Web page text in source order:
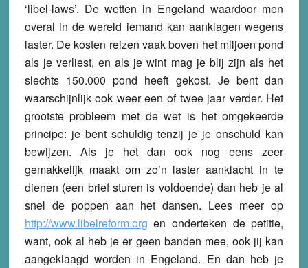
‘libel-laws’. De wetten in Engeland waardoor men
overal in de wereld iemand kan aanklagen wegens
laster. De kosten reizen vaak boven het miljoen pond
als je verliest, en als je wint mag je blij zijn als het
slechts 150.000 pond heeft gekost. Je bent dan
waarschijnlijk ook weer een of twee jaar verder. Het
grootste probleem met de wet is het omgekeerde
principe: je bent schuldig tenzij je je onschuld kan
bewijzen. Als je het dan ook nog eens zeer
gemakkelijk maakt om zo’n laster aanklacht in te
dienen (een brief sturen is voldoende) dan heb je al
snel de poppen aan het dansen. Lees meer op
http://www.libelreform.org en onderteken de petitie,
want, ook al heb je er geen banden mee, ook jij kan
aangeklaagd worden in Engeland. En dan heb je